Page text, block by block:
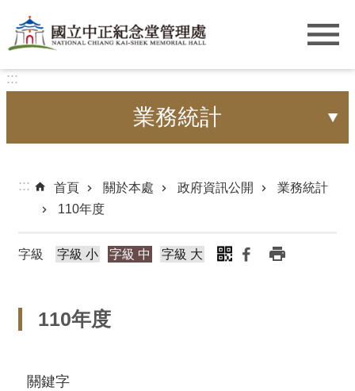
跳到主要內容區塊
:::
業務統計
::: 首頁 關於本處 政府資訊公開
業務統計
110年度
字級 字級 小 字級 中 字級 大
110年度
關鍵字